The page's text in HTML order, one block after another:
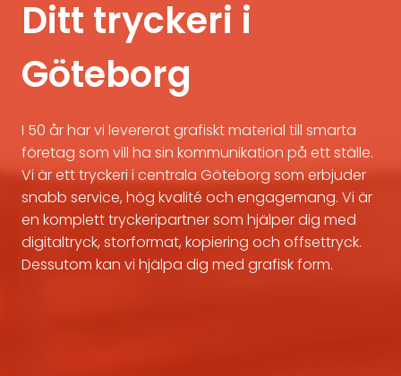
Ditt tryckeri i
Göteborg
I 50 år har vi levererat grafiskt material till smarta
företag som vill ha sin kommunikation på ett ställe.
Vi är ett tryckeri i centrala Göteborg som erbjuder
snabb service, hög kvalité och engagemang. Vi är
en komplett tryckeripartner som hjälper dig med
digitaltryck, storformat, kopiering och offsettryck.
Dessutom kan vi hjälpa dig med grafisk form.